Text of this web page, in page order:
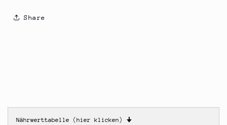
Share
Nährwerttabelle (hier klicken) 🠋